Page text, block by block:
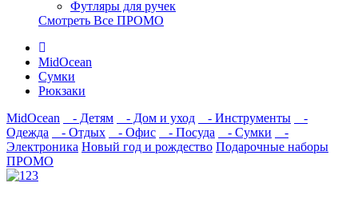
Футляры для ручек
Смотреть Все ПРОМО
MidOcean
Сумки
Рюкзаки
MidOcean
- Детям - Дом и уход - Инструменты
-
Одежда
- Отдых - Офис - Посуда - Сумки
-
Электроника Новый год и рождество Подарочные наборы
ПРОМО